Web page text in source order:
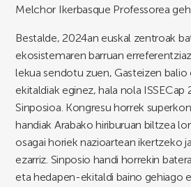
Melchor Ikerbasque Professorea
Bestalde, 2024an euskal zentroak
ekosistemaren barruan
lekua sendotu zuen, Gasteizen balio
ekitaldiak eginez, hala nola ISSECap
Sinposioa. Kongresu horrek
handiak Arabako hiriburuan biltzea
osagai horiek nazioartean ikertzeko
ezarriz. Sinposio handi horrekin
eta hedapen-ekitaldi baino gehiago